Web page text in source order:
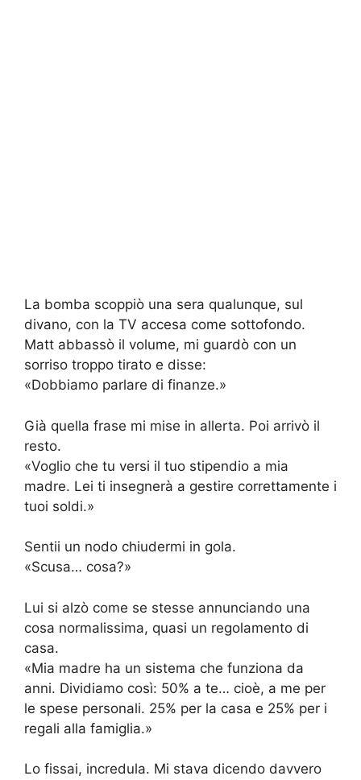
La bomba scoppiò una sera qualunque, sul
divano, con la TV accesa come sottofondo.
Matt abbassò il volume, mi guardò con un
sorriso troppo tirato e disse:
«Dobbiamo parlare di finanze.»
Già quella frase mi mise in allerta. Poi arrivò il
resto.
«Voglio che tu versi il tuo stipendio a mia
madre. Lei ti insegnerà a gestire correttamente i
tuoi soldi.»
Sentii un nodo chiudermi in gola.
«Scusa… cosa?»
Lui si alzò come se stesse annunciando una
cosa normalissima, quasi un regolamento di
casa.
«Mia madre ha un sistema che funziona da
anni. Dividiamo così: 50% a te… cioè, a me per
le spese personali. 25% per la casa e 25% per i
regali alla famiglia.»
Lo fissai, incredula. Mi stava dicendo davvero